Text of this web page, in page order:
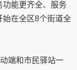
功能更齐全、服务
始在全区8个街道全
端和市民驿站一